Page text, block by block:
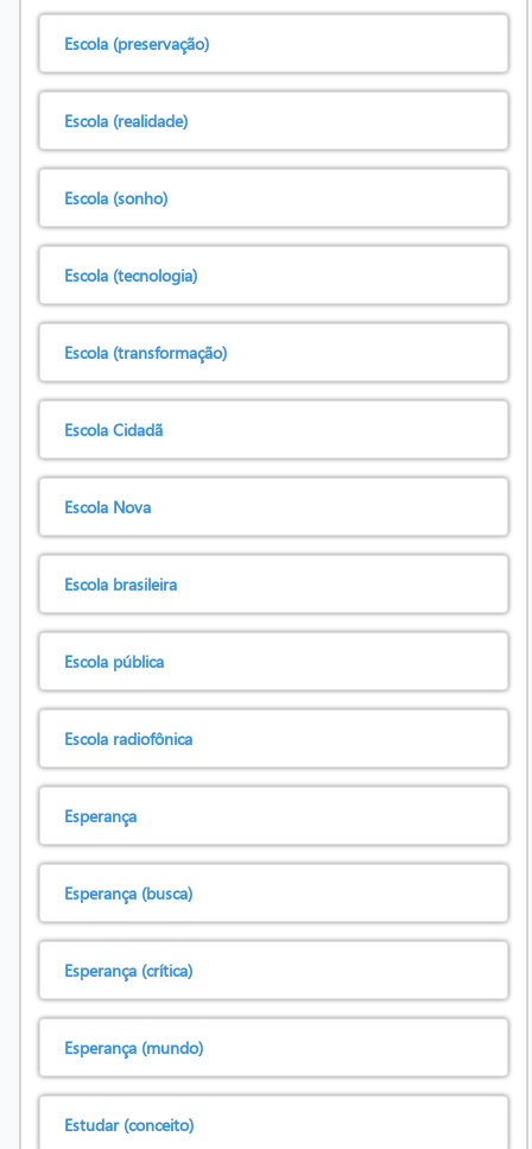
Escola (preservação)
Escola (realidade)
Escola (sonho)
Escola (tecnologia)
Escola (transformação)
Escola Cidadã
Escola Nova
Escola brasileira
Escola pública
Escola radiofônica
Esperança
Esperança (busca)
Esperança (crítica)
Esperança (mundo)
Estudar (conceito)